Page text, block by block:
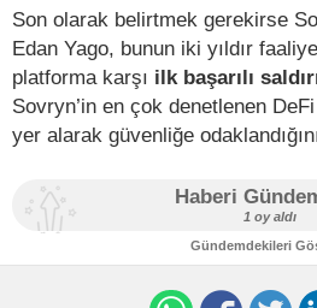
Son olarak belirtmek gerekirse
Edan Yago, bunun iki yıldır
platforma karşı ilk başarılı
Sovryn’in en çok denetlenen
yer alarak güvenliğe
Haberi
1 oy aldı
Gündemdekileri